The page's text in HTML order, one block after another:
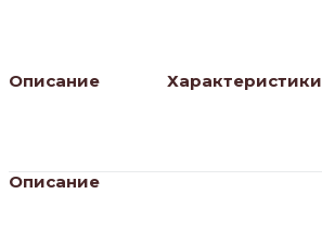
Описание Характеристики
Описание